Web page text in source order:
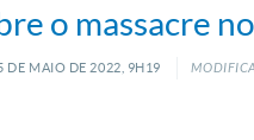
o massacre
DE MAIO DE 2022, 9H19